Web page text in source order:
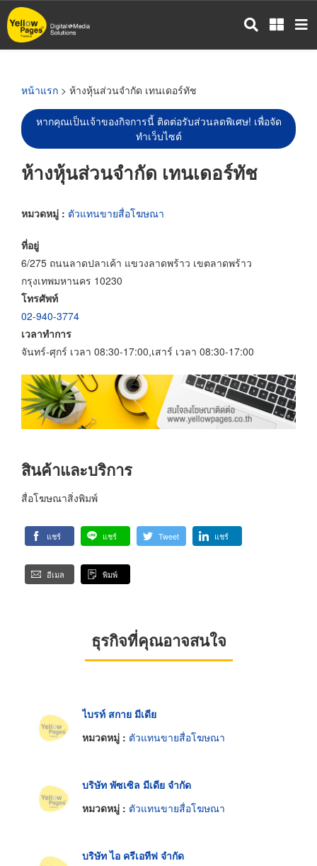
ข้าม
ไป
หน้าแรก > ห้างหุ้นส่วนจำกัด เทนเดอร์ทัช
หากคุณเป็นเจ้าของกิจการนี้ ติดต่อรับส่วนลดพิเศษ! เพื่อจัด
ทำเว็บไซต์
ห้างหุ้นส่วนจำกัด เทนเดอร์ทัช
หมวดหมู่ : ตัวแทนขายสื่อโฆษณา
ที่อยู่
6/275 ถนนลาดปลาเค้า แขวงลาดพร้าว เขตลาดพร้าว
กรุงเทพมหานคร 10230
โทรศัพท์
02-940-3774
เวลาทำการ
จันทร์-ศุกร์ เวลา 08:30-17:00,เสาร์ เวลา 08:30-17:00
สินค้าและบริการ
สื่อโฆษณาสิ่งพิมพ์
แชร์ แชร์ Tweet แชร์
อีเมล พิมพ์
ธุรกิจที่คุณอาจสนใจ
ไบรท์ สกาย มีเดีย
หมวดหมู่ : ตัวแทนขายสื่อโฆษณา
บริษัท พัซเซิล มีเดีย จำกัด
หมวดหมู่ : ตัวแทนขายสื่อโฆษณา
บริษัท ไอ ครีเอทีฟ จำกัด